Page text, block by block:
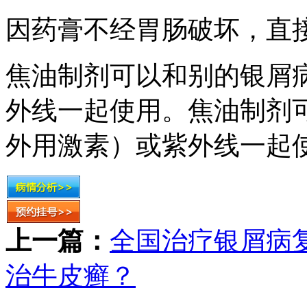
因药膏不经胃肠破坏，直
焦油制剂可以和别的银屑
外线一起使用。焦油制剂
外用激素）或紫外线一起
上一篇： 全国治疗银屑病
治牛皮癣？